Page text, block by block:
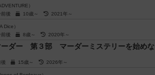
）
前後 10歳～ 2021年～
Dice）
前後 8歳～ 2020年～
ーダー 第３部 マーダーミステリーを始め
後 15歳～ 2026年～